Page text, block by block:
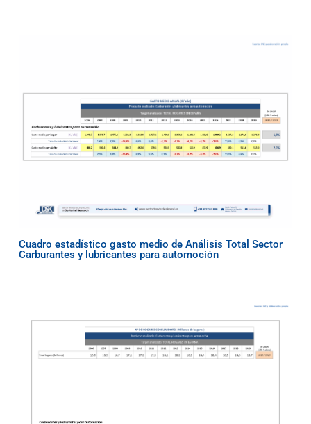
Cuadro estadístico gasto medio de Análisis Total Sector
Carburantes y lubricantes para automoción